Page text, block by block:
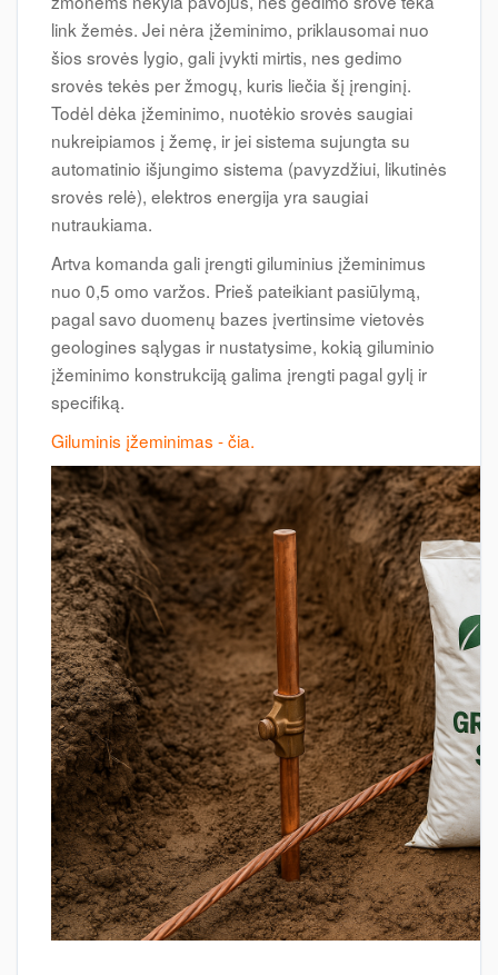
link žemės. Jei nėra įžeminimo, priklausomai nuo
šios srovės lygio, gali įvykti mirtis, nes gedimo
srovės tekės per žmogų, kuris liečia šį įrenginį.
Todėl dėka įžeminimo, nuotėkio srovės saugiai
nukreipiamos į žemę, ir jei sistema sujungta su
automatinio išjungimo sistema (pavyzdžiui, likutinės
srovės relė), elektros energija yra saugiai
nutraukiama.
Artva komanda gali įrengti giluminius įžeminimus
nuo 0,5 omo varžos. Prieš pateikiant pasiūlymą,
pagal savo duomenų bazes įvertinsime vietovės
geologines sąlygas ir nustatysime, kokią giluminio
įžeminimo konstrukciją galima įrengti pagal gylį ir
specifiką.
Giluminis įžeminimas - čia.